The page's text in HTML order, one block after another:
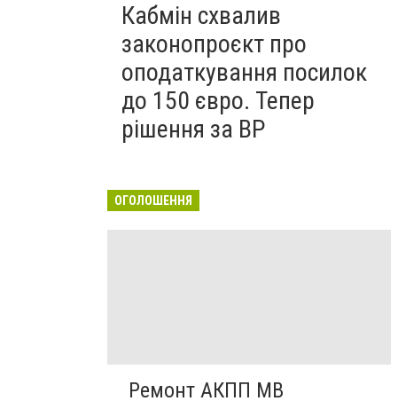
Кабмін схвалив
законопроєкт про
оподаткування посилок
до 150 євро. Тепер
рішення за ВР
ОГОЛОШЕННЯ
Ремонт АКПП MB